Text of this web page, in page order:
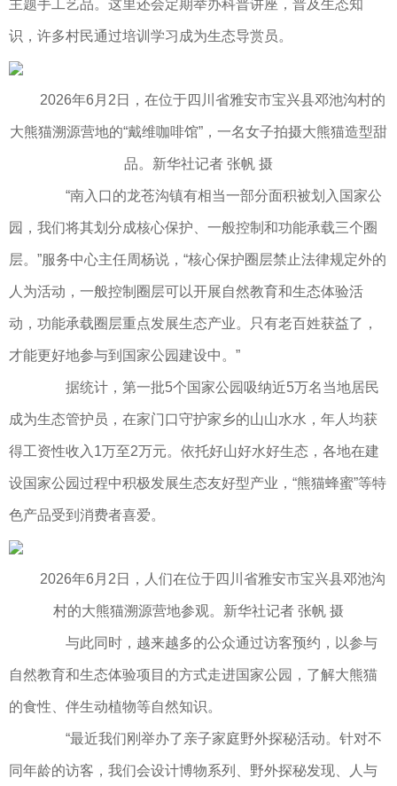
主题手工艺品。这里还会定期举办科普讲座，普及生态知
识，许多村民通过培训学习成为生态导赏员。
2026年6月2日，在位于四川省雅安市宝兴县邓池沟村的
大熊猫溯源营地的“戴维咖啡馆”，一名女子拍摄大熊猫造型甜
品。新华社记者 张帆 摄
“南入口的龙苍沟镇有相当一部分面积被划入国家公
园，我们将其划分成核心保护、一般控制和功能承载三个圈
层。”服务中心主任周杨说，“核心保护圈层禁止法律规定外的
人为活动，一般控制圈层可以开展自然教育和生态体验活
动，功能承载圈层重点发展生态产业。只有老百姓获益了，
才能更好地参与到国家公园建设中。”
据统计，第一批5个国家公园吸纳近5万名当地居民
成为生态管护员，在家门口守护家乡的山山水水，年人均获
得工资性收入1万至2万元。依托好山好水好生态，各地在建
设国家公园过程中积极发展生态友好型产业，“熊猫蜂蜜”等特
色产品受到消费者喜爱。
2026年6月2日，人们在位于四川省雅安市宝兴县邓池沟
村的大熊猫溯源营地参观。新华社记者 张帆 摄
与此同时，越来越多的公众通过访客预约，以参与
自然教育和生态体验项目的方式走进国家公园，了解大熊猫
的食性、伴生动植物等自然知识。
“最近我们刚举办了亲子家庭野外探秘活动。针对不
同年龄的访客，我们会设计博物系列、野外探秘发现、人与